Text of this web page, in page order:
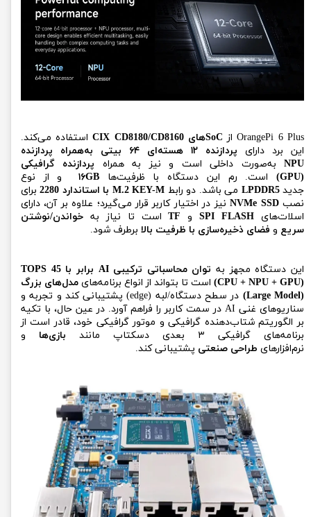
OrangePi 6 Plus از SoCهای CIX CD8180/CD8160
استفاده می‌کند.
این برد دارای
پردازنده ۱۲ هسته‌ای ۶۴ بیتی به‌همراه پردازنده
NPUبه‌صورت داخلی است و نیز به همراه پردازنده گرافیکی
(GPU)
است. رم این دستگاه با ظرفیت‌ها۱۶GB
و از نوع
جدیدLPDDR5 می باشد. دو رابط M.2 KEY-M با استاندارد 2280
برای
نصبNVMe SSDنیز در اختیار کاربر قرار می‌گیرد؛ علاوه بر آن، دارای
اسلات‌های SPI FLASHو TFاست تا نیاز به خواندن/نوشتن
سریع و فضای ذخیره‌سازی با ظرفیت بالا برطرف شود.
این دستگاه مجهز به
توان محاسباتی ترکیبی AI برابر با 45 TOPS
(CPU + NPU + GPU) است تا بتواند از انواع برنامه‌های مدل‌های بزرگ
(Large Model)
در سطح دستگاه/لبه (edge) پشتیبانی کند و تجربه و
سناریوهای غنی AI در سمت کاربر را فراهم آورد. در عین حال، با تکیه
بر الگوریتم شتاب‌دهنده گرافیکی و موتور گرافیکی خود، قادر است از
برنامه‌های گرافیکی ۳ بعدی دسکتاپ مانند
بازی‌ها و
نرم‌افزارهای طراحی صنعتی پشتیبانی کند.